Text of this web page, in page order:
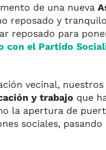
de una nueva
reposado y
reposado para
con el Partido
vecinal,
y trabajo que
la apertura de
sociales,